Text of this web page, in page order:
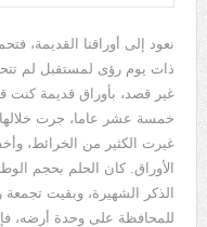
نعود إلى أوراقنا القديمة،
ذات يوم رؤى لمستقبل لم
غير قصد، بأوراق قديمة كنت
خمسة عشر عاما، جرت خلالها
غيرت الكثير من الخرائط،
الأوراق. كان الحلم بحجم
الذكر الشهيرة، وبقيت تجمعة
للمحافظة على وحدة أرضه،